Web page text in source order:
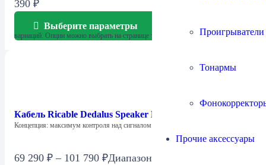
Тонармы
Прочие аксессуары
390 ₽
Выберите параметры
Этот товар имеет несколько
вариаций. Опции можно выбрать на странице товара.
Кабель Ricable Dedalus Speaker MkII
Концепция: максимум контроля над сигналом Dedalus…
69 290 ₽ – 101 790 ₽Диапазон цен: 69 290 ₽ – 101